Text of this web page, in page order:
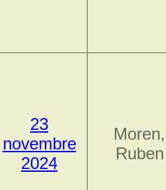
23
novembre
2024
Moren,
Ruben